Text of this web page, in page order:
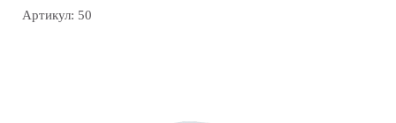
Артикул: 50